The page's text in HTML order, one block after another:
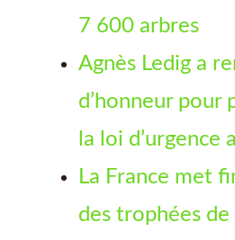
7 600 arbres
Agnès Ledig a
d’honneur
la loi d’urgence
La France met
des trophées de